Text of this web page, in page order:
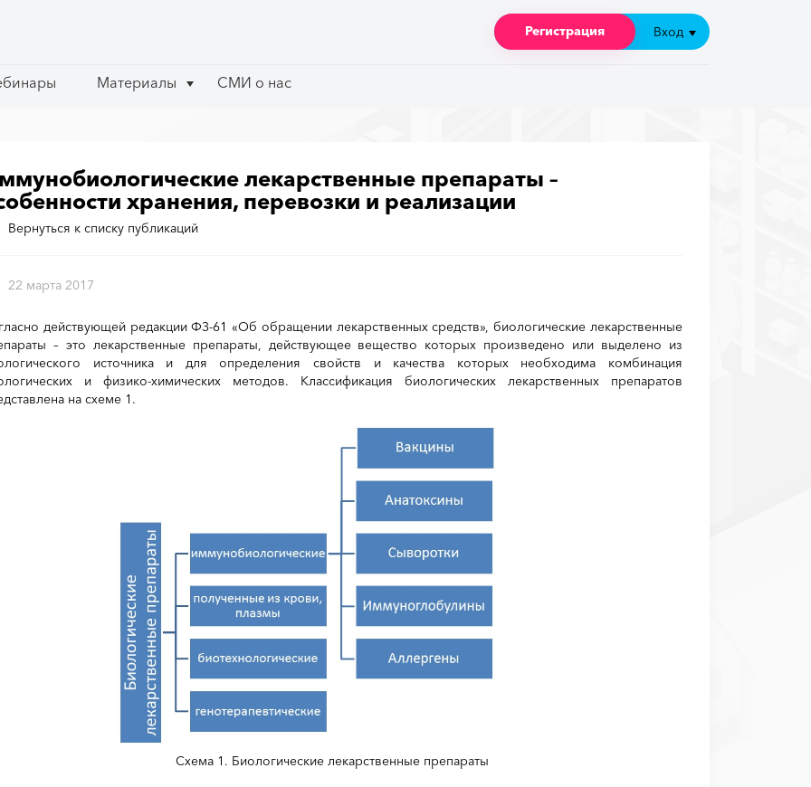
Материалы СМИ о нас
Регистрация Вход
Материалы СМИ о нас
Регистрация Вход
лекарственные препараты –
хранения, перевозки и реализации
Вернуться к списку публикаций
22 марта 2017
действующей редакции ФЗ-61 «Об обращении лекарственных средств», биологические лекарственные
– это лекарственные препараты, действующее вещество которых произведено или выделено из
источника и для определения свойств и качества которых необходима комбинация
и физико-химических методов. Классификация биологических лекарственных препаратов
на схеме 1.
Схема 1. Биологические лекарственные препараты